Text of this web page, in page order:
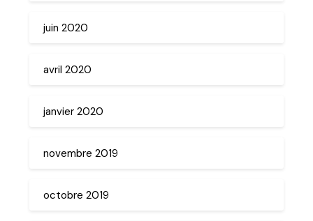
juin 2020
avril 2020
janvier 2020
novembre 2019
octobre 2019